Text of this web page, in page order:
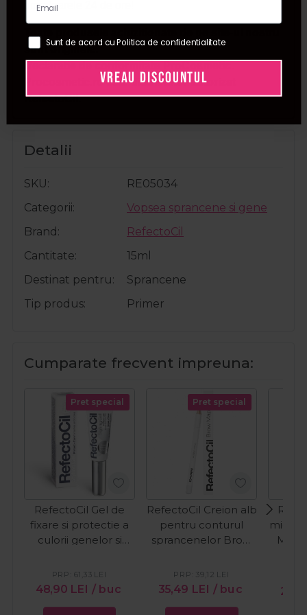
urmatoarele 24 de ore!
sunt originale.
Procosmetic.ro este distribuitor autorizat
RefectoCil.
Detalii
SKU
RE05034
Categorii
Vopsea sprancene si gene
Brand
RefectoCil
Cantitate
15ml
Destinat pentru
Sprancene
Tip produs
Primer
Cumparate frecvent impreuna:
Pret special
RefectoCil Gel de
fixare si protectie a
culorii genelor si
Gel 9ml
48,90 LEI / buc
PRP: 61,33 LEI
Pret special
RefectoCil Creion alb
pentru conturul
sprancenelor Brow
35,49 LEI / buc
PRP: 39,12 LEI
Sunt de acord cu Politica de confidentialitate
VREAU DISCOUNTUL